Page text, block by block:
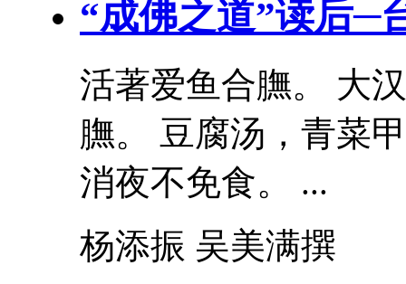
“成佛之道”读后─
活著爱鱼合膴。 大
膴。 豆腐汤，青菜
消夜不免食。 ...
杨添振 吴美满撰